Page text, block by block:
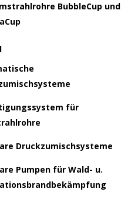
BubbleCup und
für
Druckzumischsysteme
Pumpen für Wald- u.